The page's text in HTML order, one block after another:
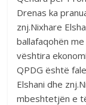
Drenas ka
znj.Nixhare
ballafaqohën
vështira
QPDG është
Elshani dhe
mbeshtetjën e